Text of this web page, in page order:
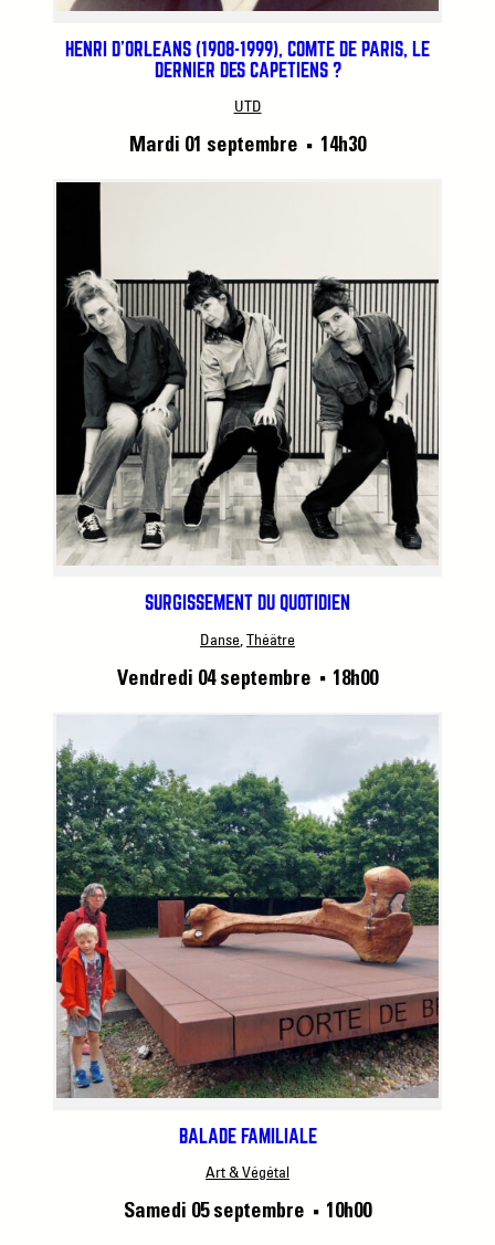
HENRI D’ORLÉANS (1908-1999), COMTE DE PARIS, LE
DERNIER DES CAPÉTIENS ?
UTD
Mardi 01 septembre ■ 14h30
SURGISSEMENT DU QUOTIDIEN
Danse Théâtre
Vendredi 04 septembre ■ 18h00
BALADE FAMILIALE
Art & Végétal
Samedi 05 septembre ■ 10h00